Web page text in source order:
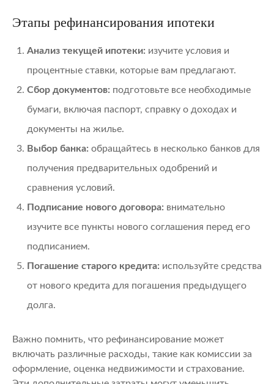
Этапы рефинансирования ипотеки
Анализ текущей ипотеки: изучите условия и
процентные ставки, которые вам предлагают.
Сбор документов: подготовьте все необходимые
бумаги, включая паспорт, справку о доходах и
документы на жилье.
Выбор банка: обращайтесь в несколько банков для
получения предварительных одобрений и
сравнения условий.
Подписание нового договора: внимательно
изучите все пункты нового соглашения перед его
подписанием.
Погашение старого кредита: используйте средства
от нового кредита для погашения предыдущего
долга.
Важно помнить, что рефинансирование может
включать различные расходы, такие как комиссии за
оформление, оценка недвижимости и страхование.